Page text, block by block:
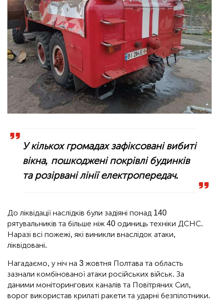
У кількох громадах зафіксовані вибиті
вікна, пошкоджені покрівлі будинків
та розірвані лінії електропередач.
До ліквідації наслідків були задіяні понад 140
рятувальників та більше ніж 40 одиниць техніки ДСНС.
Наразі всі пожежі, які виникли внаслідок атаки,
ліквідовані.
Нагадаємо, у ніч на 3 жовтня Полтава та область
зазнали комбінованої атаки російських військ. За
даними моніторингових каналів та Повітряних Сил,
ворог використав крилаті ракети та ударні безпілотники.